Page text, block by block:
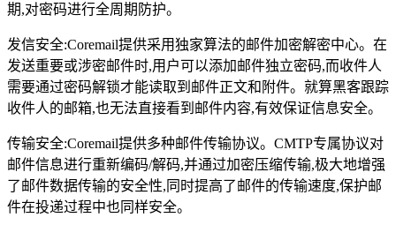
期,对密码进行全周期防护。
发信安全:Coremail提供采用独家算法的邮件加密解密中心。在
发送重要或涉密邮件时,用户可以添加邮件独立密码,而收件人
需要通过密码解锁才能读取到邮件正文和附件。就算黑客跟踪
收件人的邮箱,也无法直接看到邮件内容,有效保证信息安全。
传输安全:Coremail提供多种邮件传输协议。CMTP专属协议对
邮件信息进行重新编码/解码,并通过加密压缩传输,极大地增强
了邮件数据传输的安全性,同时提高了邮件的传输速度,保护邮
件在投递过程中也同样安全。